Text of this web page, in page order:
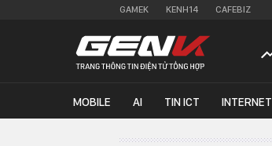
GAMEK KENH14 CAFEBIZ
MOBILE AI TIN ICT INTERNET